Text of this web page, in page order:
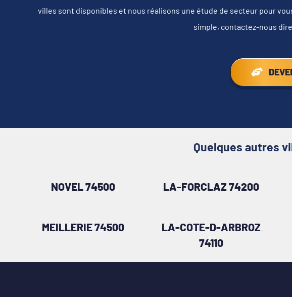
villes sont disponibles et nous réalisons une étude de secteur pour
simple, contactez-nous
Quelques autres
NOVEL 74500 LA-FORCLAZ 74200
MEILLERIE 74500
LA-COTE-D-ARBROZ
74110